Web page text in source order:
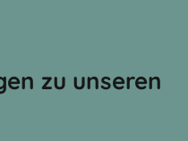
zu unseren